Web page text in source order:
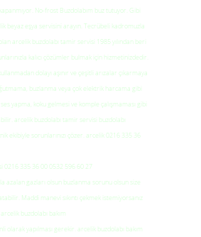
kapanmıyor. No-frost Buzdolabım buz tutuyor. Gibi
beyaz eşya servisini arayın. Tecrübeli kadromuzla
arcelik buzdolabı tamir servisi 1985 yılından beri
kalıcı çözümler bulmak için hizmetinizdedir.
dolayı aşınır ve çeşitli arızalar çıkarmaya
buzlanma veya çok elektrik harcama gibi
yapma, koku gelmesi ve komple çalışmaması gibi
arcelik buzdolabı tamir servisi buzdolabı
ekibiyle sorunlarınızı çözer. arcelik 0216 335 36
0216 335 36 00 0532 596 60 27
azalan gazları olsun buzlanma sorunu olsun size
Maddi manevi sıkıntı çekmek istemiyorsanız
arcelik buzdolabı bakım
olarak yapılması gerekir. arcelik buzdolabı bakım